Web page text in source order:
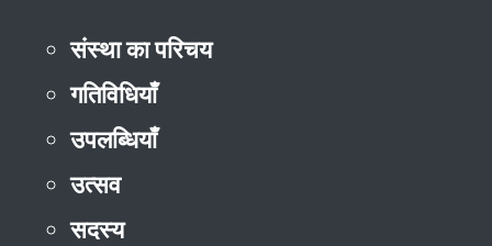
संस्था का परिचय
गतिविधियाँ
उपलब्धियाँ
उत्सव
सदस्य